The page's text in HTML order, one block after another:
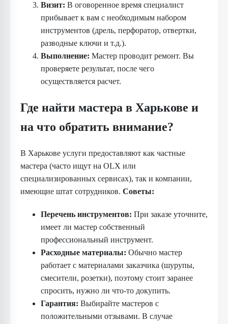
Визит: В оговоренное время специалист
прибывает к вам с необходимым набором
инструментов (дрель, перфоратор, отвертки,
разводные ключи и т.д.).
Выполнение: Мастер проводит ремонт. Вы
проверяете результат, после чего
осуществляется расчет.
Где найти мастера в Харькове и
на что обратить внимание?
В Харькове услуги предоставляют как частные
мастера (часто ищут на OLX или
специализированных сервисах), так и компании,
имеющие штат сотрудников. Советы:
Перечень инструментов: При заказе уточните,
имеет ли мастер собственный
профессиональный инструмент.
Расходные материалы: Обычно мастер
работает с материалами заказчика (шурупы,
смесители, розетки), поэтому стоит заранее
спросить, нужно ли что-то докупить.
Гарантия: Выбирайте мастеров с
положительными отзывами. В случае